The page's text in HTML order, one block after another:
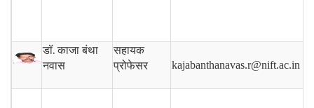
डॉ.काजा बंथा
नवास
सहायक
प्रोफेसर
kajabanthanavas.r@nift.ac.in